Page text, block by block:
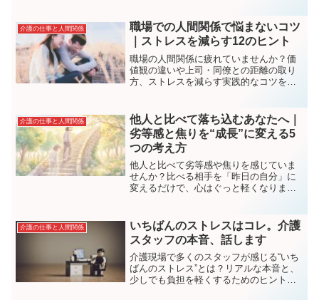
説。今日から試せる工夫が見つかりま
す。
介護の仕事と人間関係
職場での人間関係で悩まないコツ
｜ストレスを減らす12のヒント
職場の人間関係に疲れていませんか？価
値観の違いや上司・同僚との距離の取り
方、ストレスを減らす実践的なコツをわ
介護の仕事と人間関係
他人と比べて落ち込むあなたへ｜
劣等感と焦りを“成長”に変える5
つの考え方
他人と比べて劣等感や焦りを感じていま
せんか？比べる相手を「昨日の自分」に
変えるだけで、心はぐっと軽くなりま
た視点からやさしく解説します。
介護の仕事と人間関係
いちばんのストレスはコレ。介護
スタッフの本音、話します
介護現場で多くのスタッフが感じる“いち
ばんのストレス”とは？リアルな本音と、
少しでも負担を軽くするためのヒントを